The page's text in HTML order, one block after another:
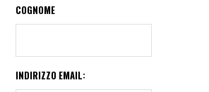
COGNOME
INDIRIZZO EMAIL: